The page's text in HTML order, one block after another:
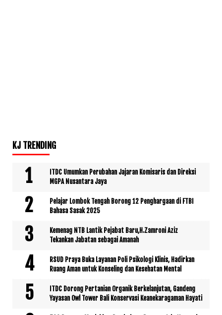
KJ TRENDING
ITDC Umumkan Perubahan Jajaran Komisaris dan Direksi
MGPA Nusantara Jaya
Pelajar Lombok Tengah Borong 12 Penghargaan di FTBI
Bahasa Sasak 2025
Kemenag NTB Lantik Pejabat Baru,H.Zamroni Aziz
Tekankan Jabatan sebagai Amanah
RSUD Praya Buka Layanan Poli Psikologi Klinis, Hadirkan
Ruang Aman untuk Konseling dan Kesehatan Mental
ITDC Dorong Pertanian Organik Berkelanjutan, Gandeng
Yayasan Owl Tower Bali Konservasi Keanekaragaman Hayati